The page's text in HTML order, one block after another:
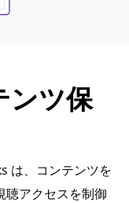
ンツ保
は、コンテンツを
聴アクセスを制御